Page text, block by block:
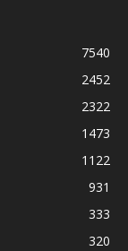
7540
2452
2322
1473
1122
931
333
320